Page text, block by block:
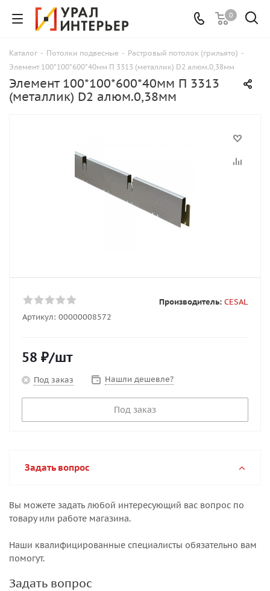
0
Каталог - Потолки подвесные - Растровый потолок (грильято) -
Элемент 100*100*600*40мм П 3313 (металлик) D2 алюм.0,38мм
Элемент 100*100*600*40мм П 3313
(металлик) D2 алюм.0,38мм
Артикул: 00000008572
Производитель: CESAL
58 ₽/шт
Под заказ Нашли дешевле?
Под заказ
Задать вопрос
Вы можете задать любой интересующий вас вопрос по
товару или работе магазина.
Наши квалифицированные специалисты обязательно вам
помогут.
Задать вопрос